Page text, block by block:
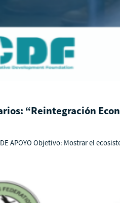
“Reintegración
DE APOYO Objetivo: Mostrar el